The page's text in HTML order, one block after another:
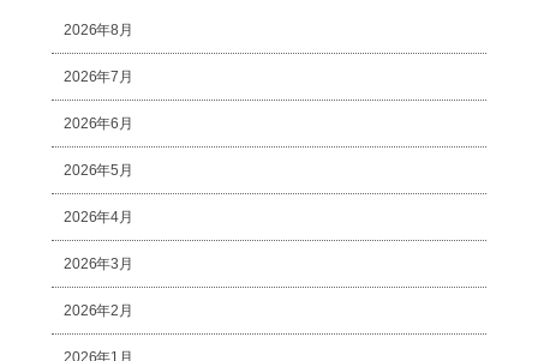
2026年8月
2026年7月
2026年6月
2026年5月
2026年4月
2026年3月
2026年2月
2026年1月